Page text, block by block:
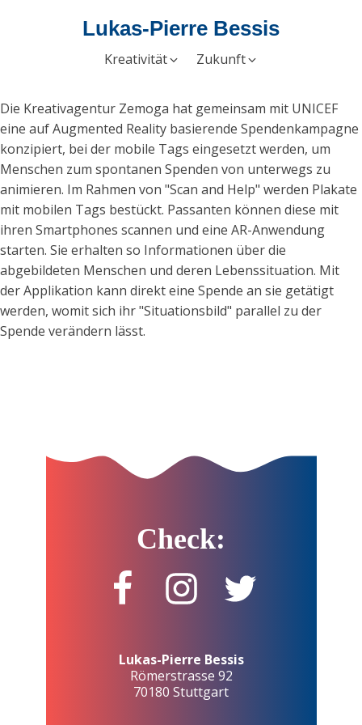
Lukas-Pierre Bessis
Kreativität Zukunft
Die Kreativagentur Zemoga hat gemeinsam mit UNICEF
eine auf Augmented Reality basierende Spendenkampagne
konzipiert, bei der mobile Tags eingesetzt werden, um
Menschen zum spontanen Spenden von unterwegs zu
animieren. Im Rahmen von "Scan and Help" werden Plakate
mit mobilen Tags bestückt. Passanten können diese mit
ihren Smartphones scannen und eine AR-Anwendung
starten. Sie erhalten so Informationen über die
abgebildeten Menschen und deren Lebenssituation. Mit
der Applikation kann direkt eine Spende an sie getätigt
werden, womit sich ihr "Situationsbild" parallel zu der
Spende verändern lässt.
Check:
Lukas-Pierre Bessis
Römerstrasse 92
70180 Stuttgart